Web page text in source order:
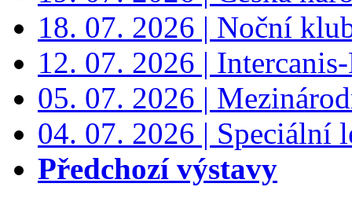
18. 07. 2026 | Noční
12. 07. 2026 |
05. 07. 2026 |
04. 07. 2026 | Speciální
Předchozí výstavy